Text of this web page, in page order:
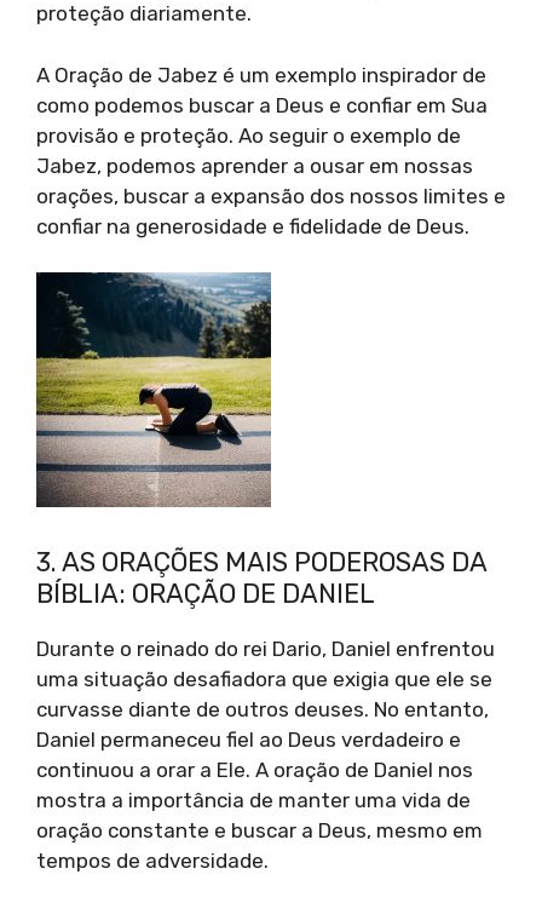
proteção diariamente.
A Oração de Jabez é um exemplo inspirador de
como podemos buscar a Deus e confiar em Sua
provisão e proteção. Ao seguir o exemplo de
Jabez, podemos aprender a ousar em nossas
orações, buscar a expansão dos nossos limites e
confiar na generosidade e fidelidade de Deus.
3. AS ORAÇÕES MAIS PODEROSAS DA
BÍBLIA: ORAÇÃO DE DANIEL
Durante o reinado do rei Dario, Daniel enfrentou
uma situação desafiadora que exigia que ele se
curvasse diante de outros deuses. No entanto,
Daniel permaneceu fiel ao Deus verdadeiro e
continuou a orar a Ele. A oração de Daniel nos
mostra a importância de manter uma vida de
oração constante e buscar a Deus, mesmo em
tempos de adversidade.